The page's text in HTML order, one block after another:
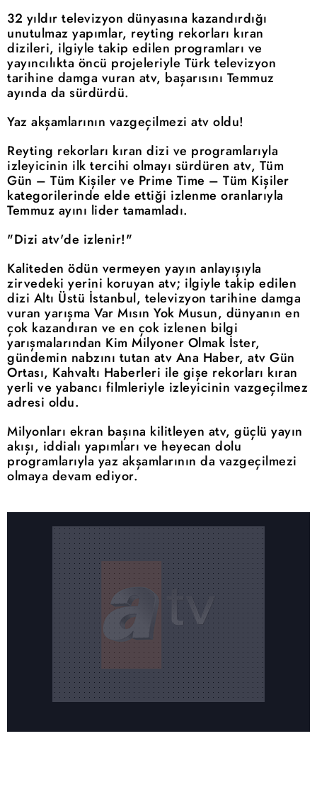
32 yıldır televizyon dünyasına kazandırdığı
unutulmaz yapımlar, reyting rekorları kıran
dizileri, ilgiyle takip edilen programları ve
yayıncılıkta öncü projeleriyle Türk televizyon
tarihine damga vuran atv, başarısını Temmuz
ayında da sürdürdü.
Yaz akşamlarının vazgeçilmezi atv oldu!
Reyting rekorları kıran dizi ve programlarıyla
izleyicinin ilk tercihi olmayı sürdüren atv, Tüm
Gün – Tüm Kişiler ve Prime Time – Tüm Kişiler
kategorilerinde elde ettiği izlenme oranlarıyla
Temmuz ayını lider tamamladı.
"Dizi atv'de izlenir!"
Kaliteden ödün vermeyen yayın anlayışıyla
zirvedeki yerini koruyan atv; ilgiyle takip edilen
dizi Altı Üstü İstanbul, televizyon tarihine damga
vuran yarışma Var Mısın Yok Musun, dünyanın en
çok kazandıran ve en çok izlenen bilgi
yarışmalarından Kim Milyoner Olmak İster,
gündemin nabzını tutan atv Ana Haber, atv Gün
Ortası, Kahvaltı Haberleri ile gişe rekorları kıran
yerli ve yabancı filmleriyle izleyicinin vazgeçilmez
adresi oldu.
Milyonları ekran başına kilitleyen atv, güçlü yayın
akışı, iddialı yapımları ve heyecan dolu
programlarıyla yaz akşamlarının da vazgeçilmezi
olmaya devam ediyor.